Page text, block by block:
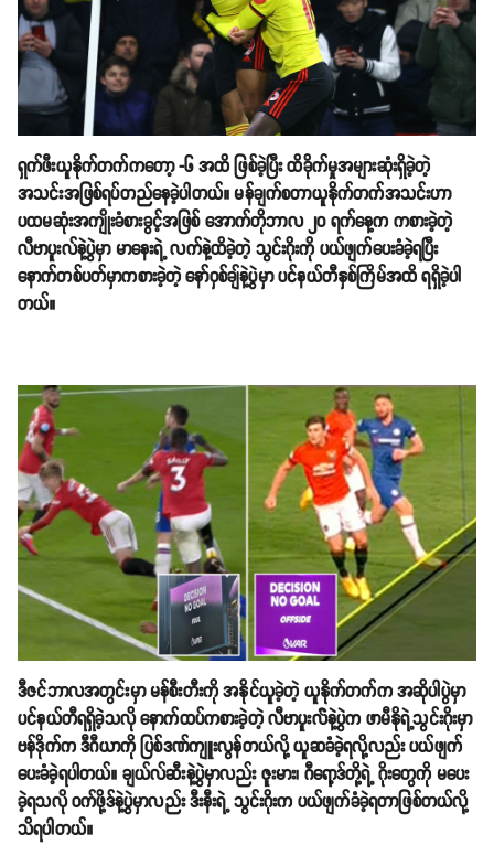
ရှက်ဖီးယူနိုက်တက်ကတော့ -၆ အထိ ဖြစ်ခဲ့ပြီး ထိခိုက်မှုအများဆုံးရှိခဲ့တဲ့
အသင်းအဖြစ်ရပ်တည်နေခဲ့ပါတယ်။ မန်ချက်စတာယူနိုက်တက်အသင်းဟာ
ပထမဆုံးအကျိုးခံစားခွင့်အဖြစ် အောက်တိုဘာလ ၂၀ ရက်နေ့က ကစားခဲ့တဲ့
လီဗာပူးလ်နဲ့ပွဲမှာ မာနေးရဲ့ လက်နဲ့ထိခဲ့တဲ့ သွင်းဂိုးကို ပယ်ဖျက်ပေးခံခဲ့ရပြီး
နောက်တစ်ပတ်မှာကစားခဲ့တဲ့ နော်ဝှစ်ချ်နဲ့ပွဲမှာ ပင်နယ်တီနှစ်ကြိမ်အထိ ရရှိခဲ့ပါ
တယ်။
ဒီဇင်ဘာလအတွင်းမှာ မန်စီးတီးကို အနိုင်ယူခဲ့တဲ့ ယူနိုက်တက်က အဆိုပါပွဲမှာ
ပင်နယ်တီရရှိခဲ့သလို နောက်ထပ်ကစားခဲ့တဲ့ လီဗာပူးလ််နဲ့ပွဲက ဖာမီနိုရဲ့သွင်းဂိုးမှာ
ဗန်ဒိုက်က ဒီဂီယာကို ပြစ်ဒဏ်ကျူးလွန်တယ်လို့ ယူဆခံခဲ့ရလို့လည်း ပယ်ဖျက်
ပေးခံခဲ့ရပါတယ်။ ချယ်လ်ဆီးနဲ့ပွဲမှာလည်း ဇူးမား၊ ဂီရော့ဒ်တို့ရဲ့ ဂိုးတွေကို မပေး
ခဲ့ရသလို ဝက်ဖို့ဒ်နဲ့ပွဲမှာလည်း ဒီးနီးရဲ့ သွင်းဂိုးက ပယ်ဖျက်ခံခဲ့ရတာဖြစ်တယ်လို့
သိရပါတယ်။